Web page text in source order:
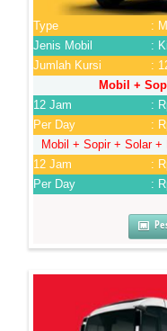
Type
:
Jenis Mobil
:
Jumlah Kursi
:
Mobil +
12 Jam
:
Per Day
:
Mobil + Sopir + Solar
12 Jam
:
Per Day
: